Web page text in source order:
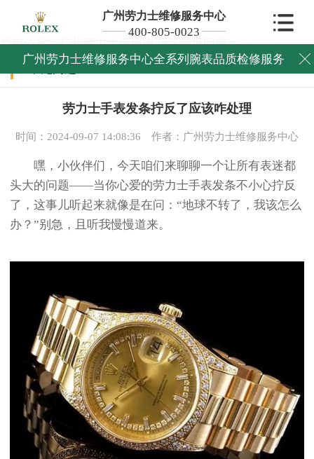
广州劳力士维修服务中心
400-805-0023
广州劳力士维修服务中心全系列腕表品质检修服务 
当前位置：广州劳力士维修中心>常见问题>
常见问题
劳力士手表发条拧反了应该咋处理
时间：2024-09-07 14:08:36 作者：广州劳力士维修服务中心
嘿，小伙伴们，今天咱们来聊聊一个让所有表迷都
头大的问题——当你心爱的劳力士手表发条不小心拧反
了，这事儿听起来就像是在问：“地球不转了，我该怎么
办？”别急，且听我慢慢道来。